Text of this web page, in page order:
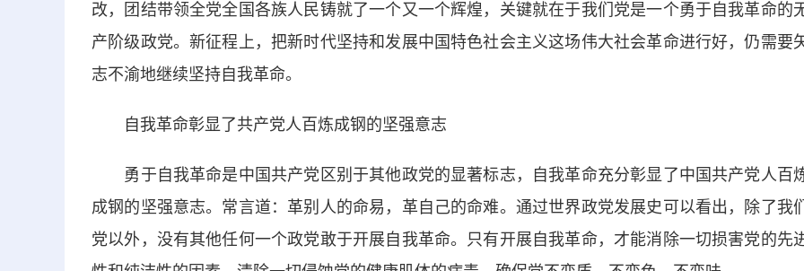
改，团结带领全党全国各族人民铸就了一个又一个辉煌，关键就在于我们党是一个勇于自我革命的
产阶级政党。新征程上，把新时代坚持和发展中国特色社会主义这场伟大社会革命进行好，仍需要
志不渝地继续坚持自我革命。
自我革命彰显了共产党人百炼成钢的坚强意志
勇于自我革命是中国共产党区别于其他政党的显著标志，自我革命充分彰显了中国共产党人百
成钢的坚强意志。常言道：革别人的命易，革自己的命难。通过世界政党发展史可以看出，除了我们
党以外，没有其他任何一个政党敢于开展自我革命。只有开展自我革命，才能消除一切损害党的先